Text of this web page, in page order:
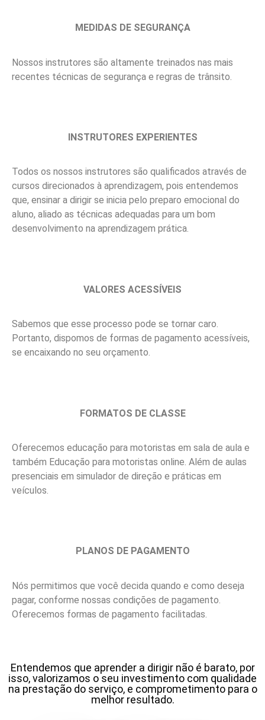
MEDIDAS DE SEGURANÇA
Nossos instrutores são altamente treinados nas mais
recentes técnicas de segurança e regras de trânsito.
INSTRUTORES EXPERIENTES
Todos os nossos instrutores são qualificados através de
cursos direcionados à aprendizagem, pois entendemos
que, ensinar a dirigir se inicia pelo preparo emocional do
aluno, aliado as técnicas adequadas para um bom
desenvolvimento na aprendizagem prática.
VALORES ACESSÍVEIS
Sabemos que esse processo pode se tornar caro.
Portanto, dispomos de formas de pagamento acessíveis,
se encaixando no seu orçamento.
FORMATOS DE CLASSE
Oferecemos educação para motoristas em sala de aula e
também Educação para motoristas online. Além de aulas
presenciais em simulador de direção e práticas em
veículos.
PLANOS DE PAGAMENTO
Nós permitimos que você decida quando e como deseja
pagar, conforme nossas condições de pagamento.
Oferecemos formas de pagamento facilitadas.
Entendemos que aprender a dirigir não é barato, por
isso, valorizamos o seu investimento com qualidade
na prestação do serviço, e comprometimento para o
melhor resultado.